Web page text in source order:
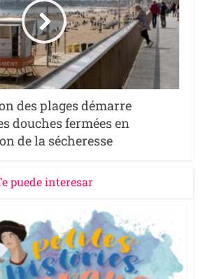
des plages démarre
douches fermées en
de la sécheresse
puede interesar